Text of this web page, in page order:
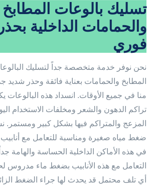
تسليك بالوعات المطابخ
والحمامات الداخلية
فوري
نحن نوفر خدمة متخصصة جداً لتسليك
المطابخ والحمامات بعناية فائقة وحذر شديد
منا في جميع الأوقات. انسداد هذه البالوعات
تراكم الدهون والشعر ومخلفات الاستخدام
المزعج والمتراكم فيها بشكل كبير ومستمر.
ضغط مياه صغيرة ومناسبة للتعامل مع
في هذه الأماكن الداخلية الحساسة والهامة
التعامل مع هذه الأنابيب بضغط ماء مدروس
أي تلف محتمل قد يحدث لها جراء الضغط